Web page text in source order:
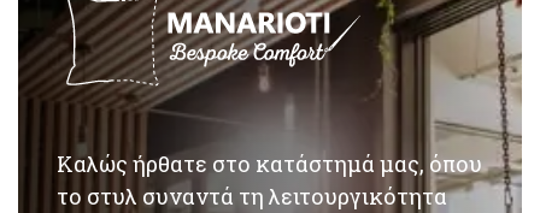
Καλώς ήρθατε στο κατάστημά μας, όπου
το στυλ συναντά τη λειτουργικότητα